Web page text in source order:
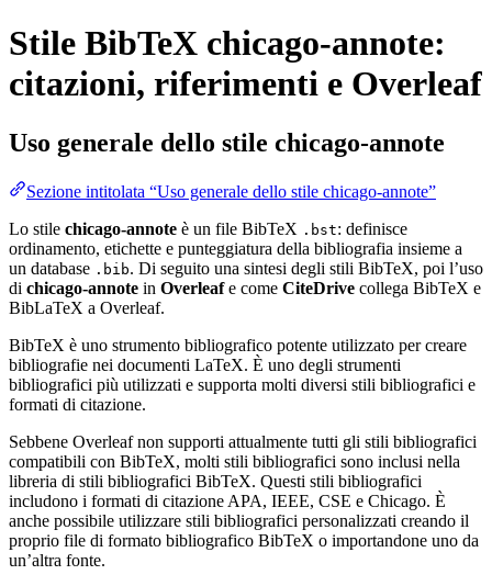
Stile BibTeX chicago-annote:
citazioni, riferimenti e Overleaf
Uso generale dello stile chicago-annote
Sezione intitolata “Uso generale dello stile chicago-annote”
Lo stile chicago-annote è un file BibTeX .bst: definisce
ordinamento, etichette e punteggiatura della bibliografia insieme a
un database .bib. Di seguito una sintesi degli stili BibTeX, poi l’uso
di chicago-annote in Overleafe come CiteDrive collega BibTeX e
BibLaTeX a Overleaf.
BibTeX è uno strumento bibliografico potente utilizzato per creare
bibliografie nei documenti LaTeX. È uno degli strumenti
bibliografici più utilizzati e supporta molti diversi stili bibliografici e
formati di citazione.
Sebbene Overleaf non supporti attualmente tutti gli stili bibliografici
compatibili con BibTeX, molti stili bibliografici sono inclusi nella
libreria di stili bibliografici BibTeX. Questi stili bibliografici
includono i formati di citazione APA, IEEE, CSE e Chicago. È
anche possibile utilizzare stili bibliografici personalizzati creando il
proprio file di formato bibliografico BibTeX o importandone uno da
un’altra fonte.